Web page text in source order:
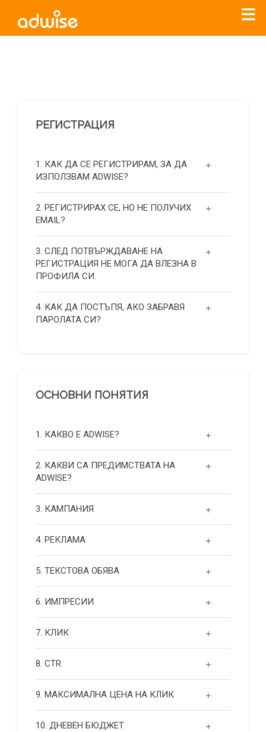
РЕГИСТРАЦИЯ
1. КАК ДА СЕ РЕГИСТРИРАМ, ЗА ДА
ИЗПОЛЗВАМ ADWISE?
2. РЕГИСТРИРАХ СЕ, НО НЕ ПОЛУЧИХ
EMAIL?
3. СЛЕД ПОТВЪРЖДАВАНЕ НА
РЕГИСТРАЦИЯ НЕ МОГА ДА ВЛЕЗНА В
ПРОФИЛА СИ.
4. КАК ДА ПОСТЪПЯ, АКО ЗАБРАВЯ
ПАРОЛАТА СИ?
ОСНОВНИ ПОНЯТИЯ
1. КАКВО Е ADWISE?
2. КАКВИ СА ПРЕДИМСТВАТА НА
ADWISE?
3. КАМПАНИЯ
4. РЕКЛАМА
5. ТЕКСТОВА ОБЯВА
6. ИМПРЕСИИ
7. КЛИК
8. CTR
9. МАКСИМАЛНА ЦЕНА НА КЛИК
10. ДНЕВЕН БЮДЖЕТ